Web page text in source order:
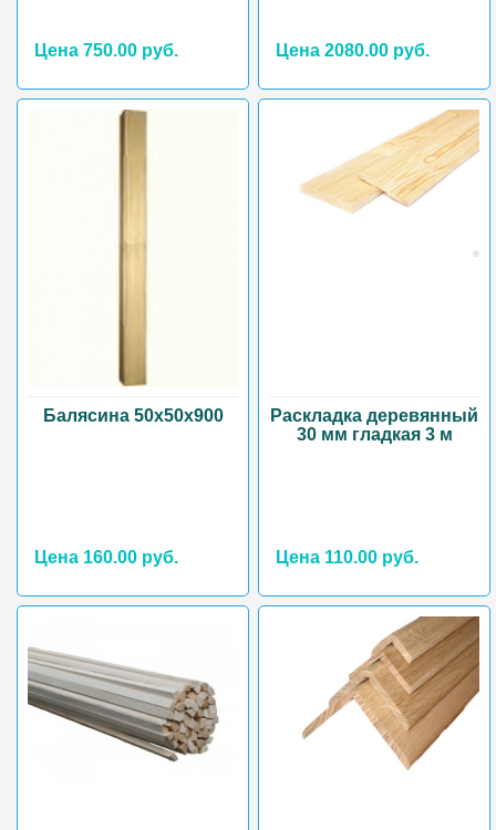
Цена 750.00 руб. Цена 2080.00 руб.
Балясина 50х50х900
Цена 160.00 руб.
Раскладка деревянный
30 мм гладкая 3 м
Цена 110.00 руб.